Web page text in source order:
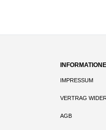
IMPRESSUM
VERTRAG
AGB